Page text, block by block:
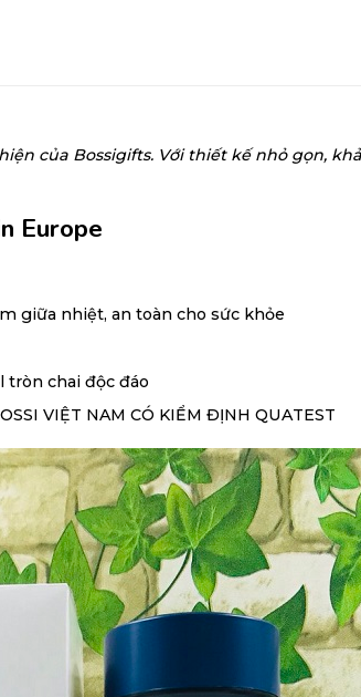
của Bossigifts. Với thiết kế nhỏ gọn,
Europe
giữa nhiệt, an toàn cho sức khỏe
tròn chai độc đáo
VIỆT NAM CÓ KIỂM ĐỊNH QUATEST